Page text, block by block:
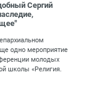
Сергий
одно мероприятие
молодых
школы «Религия.